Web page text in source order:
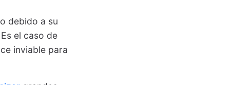
debido a su
el caso de
inviable para